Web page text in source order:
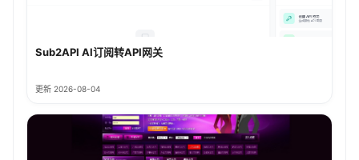
Sub2API AI订阅转API网关
更新 2026-08-04